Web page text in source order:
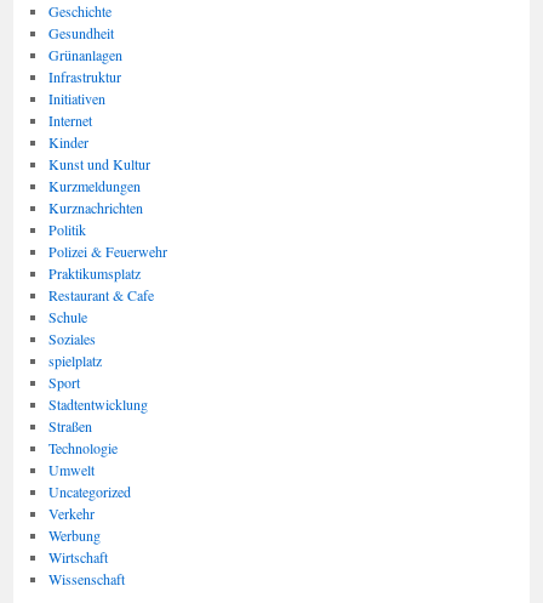
Geschichte
Gesundheit
Grünanlagen
Infrastruktur
Initiativen
Internet
Kinder
Kunst und Kultur
Kurzmeldungen
Kurznachrichten
Politik
Polizei & Feuerwehr
Praktikumsplatz
Restaurant & Cafe
Schule
Soziales
spielplatz
Sport
Stadtentwicklung
Straßen
Technologie
Umwelt
Uncategorized
Verkehr
Werbung
Wirtschaft
Wissenschaft